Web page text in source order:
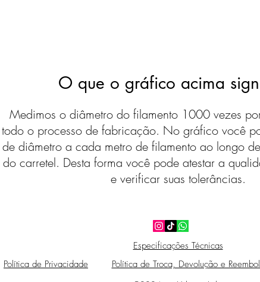
O que o gráfico acima
Medimos o diâmetro do filamento 1000 vezes
todo o processo de fabricação. No gráfico você
de diâmetro a cada metro de filamento ao longo
do carretel. Desta forma você pode atestar a
e verificar suas tolerâncias.
Especificações Técnicas
Política de Privacidade
Política de Troca, Devolução e